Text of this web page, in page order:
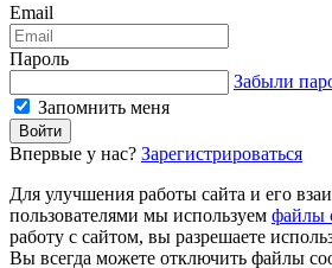
Email
Пароль
Забыли
Запомнить меня
Впервые у нас? Зарегистрироваться
Для улучшения работы сайта и его
пользователями мы используем файлы
работу с сайтом, вы разрешаете
Вы всегда можете отключить файлы